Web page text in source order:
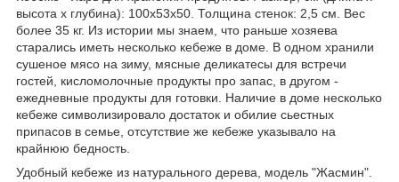
высота х глубина): 100х53х50. Толщина стенок: 2,5 см. Вес
более 35 кг. Из истории мы знаем, что раньше хозяева
старались иметь несколько кебеже в доме. В одном хранили
сушеное мясо на зиму, мясные деликатесы для встречи
гостей, кисломолочные продукты про запас, в другом -
ежедневные продукты для готовки. Наличие в доме несколько
кебеже символизировало достаток и обилие сьестных
припасов в семье, отсутствие же кебеже указывало на
крайнюю бедность.
Удобный кебеже из натурального дерева, модель "Жасмин".